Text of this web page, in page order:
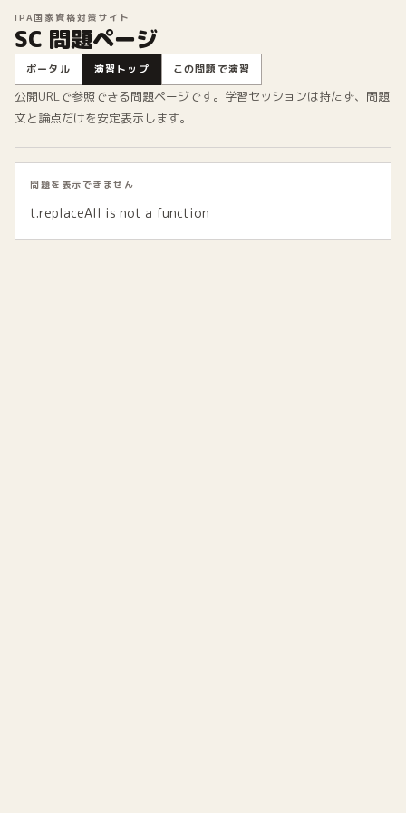
IPA国家資格対策サイト
SC 問題ページ
ポータル 演習トップ この問題で演習
公開URLで参照できる問題ページです。学習セッションは持たず、問題
文と論点だけを安定表示します。
問題を表示できません
t.replaceAll is not a function